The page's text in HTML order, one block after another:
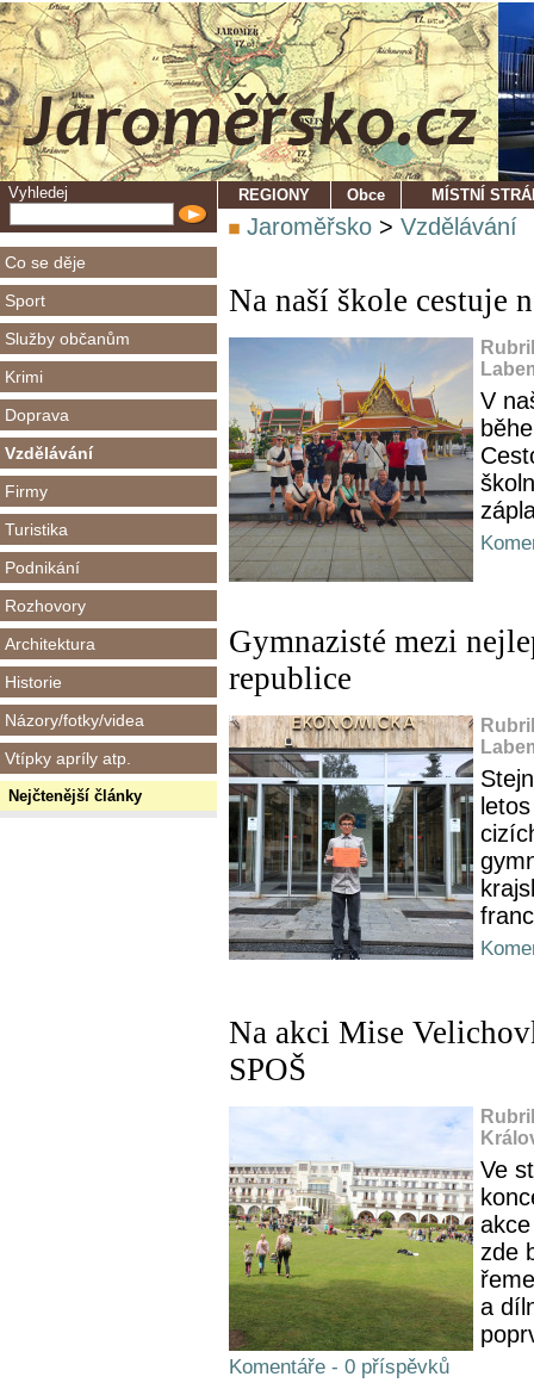
Vyhledej
Co se děje
Sport
Služby občanům
Krimi
Doprava
Vzdělávání
Firmy
Turistika
Podnikání
Rozhovory
Architektura
Historie
Názory/fotky/videa
Vtípky apríly atp.
Nejčtenější články
REGIONY Obce MÍSTNÍ
Jaroměřsko > Vzdělávání
Na naší škole cestuje
V
Gymnazisté mezi
republice
Na akci Mise
SPOŠ
Ve
zde
a
Komentáře - 0 příspěvků